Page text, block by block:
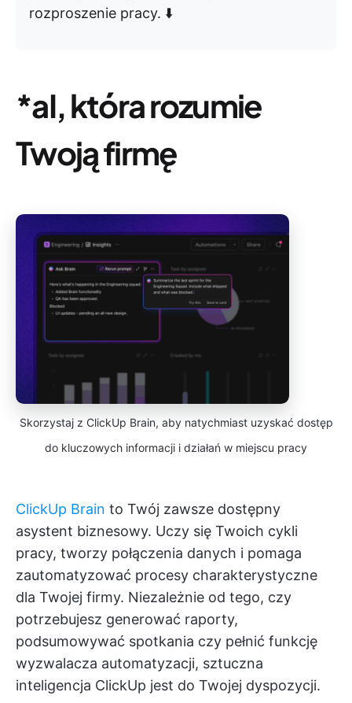
rozproszenie pracy. ⬇️
*aI, która rozumie
Twoją firmę
Skorzystaj z ClickUp Brain, aby natychmiast uzyskać dostęp
do kluczowych informacji i działań w miejscu pracy
ClickUp Brain to Twój zawsze dostępny
asystent biznesowy. Uczy się Twoich cykli
pracy, tworzy połączenia danych i pomaga
zautomatyzować procesy charakterystyczne
dla Twojej firmy. Niezależnie od tego, czy
potrzebujesz generować raporty,
podsumowywać spotkania czy pełnić funkcję
wyzwalacza automatyzacji, sztuczna
inteligencja ClickUp jest do Twojej dyspozycji.